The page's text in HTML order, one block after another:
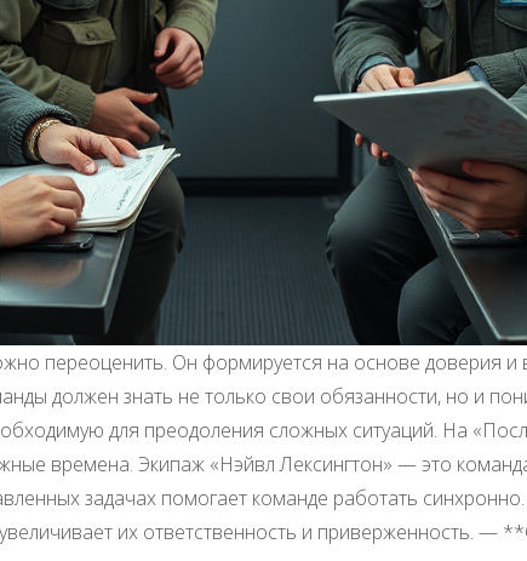
переоценить. Он формируется на основе доверия
должен знать не только свои обязанности, но и
для преодоления сложных ситуаций. На
времена. Экипаж «Нэйвл Лексингтон» — это
задачах помогает команде работать
их ответственность и приверженность. —